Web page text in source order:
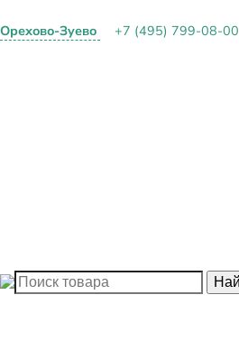
Орехово-Зуево +7 (495) 799-08-00